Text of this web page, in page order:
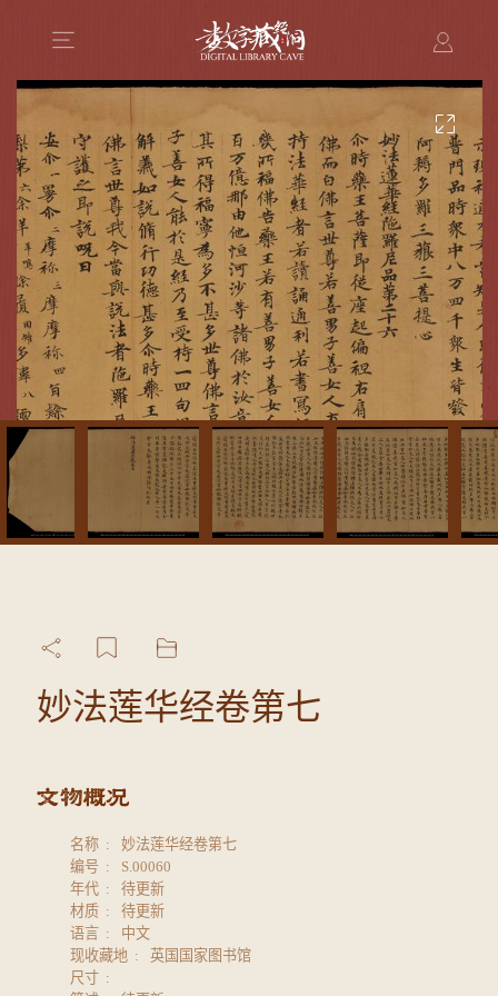
妙法莲华经卷第七
名称
妙法莲华经卷第七
编号
S.00060
年代
待更新
材质
待更新
语言
中文
现收藏地
英国国家图书馆
尺寸